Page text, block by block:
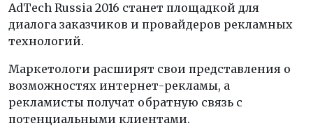
AdTech Russia 2016 станет площадкой для
диалога заказчиков и провайдеров рекламных
технологий.
Маркетологи расширят свои представления о
возможностях интернет-рекламы, а
рекламисты получат обратную связь с
потенциальными клиентами.